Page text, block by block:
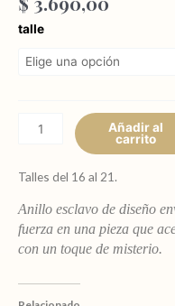
talle
Anillo
925
Añadir al
carrito
Talles del 16 al 21.
Anillo esclavo de diseño
fuerza en una pieza que
con un toque de misterio.